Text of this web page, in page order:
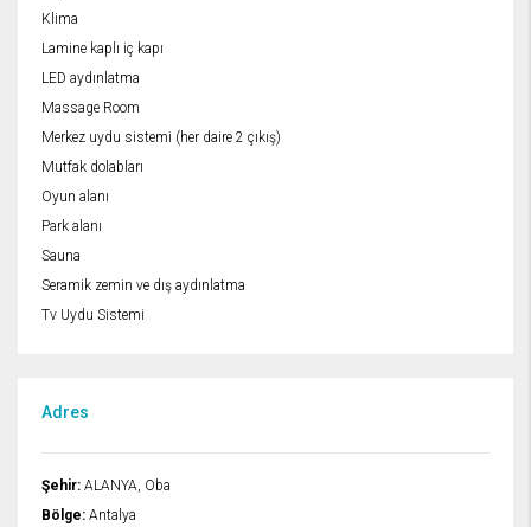
Klima
Lamine kaplı iç kapı
LED aydınlatma
Massage Room
Merkez uydu sistemi (her daire 2 çıkış)
Mutfak dolabları
Oyun alanı
Park alanı
Sauna
Seramik zemin ve dış aydınlatma
Tv Uydu Sistemi
Adres
Şehir: ALANYA, Oba
Bölge: Antalya